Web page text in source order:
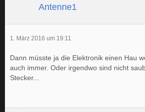
Antenne1
1. März 2016 um 19:11
Dann müsste ja die Elektronik einen Hau
auch immer. Oder irgendwo sind nicht
Stecker...